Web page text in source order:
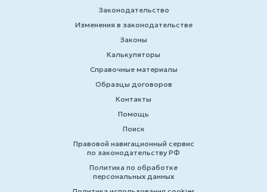
Законодательство
Изменения в законодательстве
Законы
Калькуляторы
Справочные материалы
Образцы договоров
Контакты
Помощь
Поиск
Правовой навигационный сервис
по законодательству РФ
Политика по обработке
персональных данных